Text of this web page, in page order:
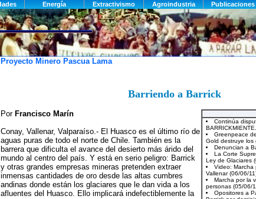
Proyecto Minero Pascua Lama
Barriendo a Barrick
Por Francisco Marín
Conay, Vallenar, Valparaíso.- El Huasco es el último río de
aguas puras de todo el norte de Chile. También es la
barrera que dificulta el avance del desierto más árido del
mundo al centro del país. Y está en serio peligro: Barrick
y otras grandes empresas mineras pretenden extraer
inmensas cantidades de oro desde las altas cumbres
andinas donde están los glaciares que le dan vida a los
afluentes del Huasco. Ello implicará indefectiblemente la